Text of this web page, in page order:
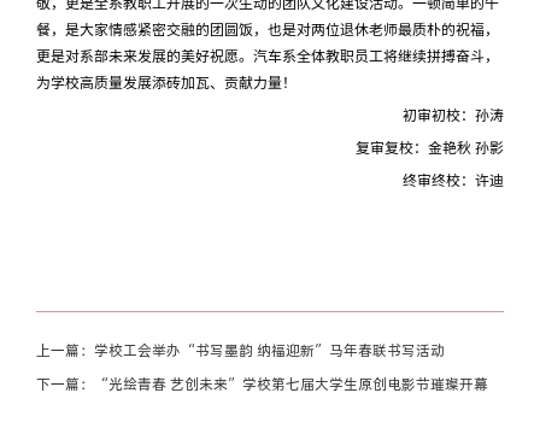
敬，更是全系教职工开展的一次生动的 团队文化建设活动。 一顿简单的午
餐，是大家情感紧密交融的团圆饭，也是对两位退休老师最质朴的祝福，
更是对系部未来发展的美好祝愿。汽车系全体教职员工将继续拼搏奋斗，
为学校高质量发展添砖加瓦、贡献力量！
初审初校：孙涛
复审复校：金艳秋 孙影
终审终校：许迪
上一篇：学校工会举办“书写墨韵 纳福迎新”马年春联书写活动
下一篇：“光绘青春 艺创未来”学校第七届大学生原创电影节璀璨开幕